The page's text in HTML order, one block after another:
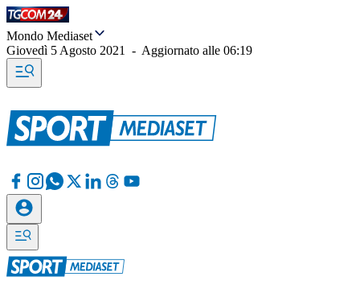
Mondo Mediaset
Giovedì 5 Agosto 2021
- Aggiornato alle 06:19